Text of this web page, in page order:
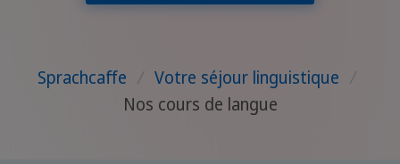
Sprachcaffe / Votre séjour linguistique /
Nos cours de langue